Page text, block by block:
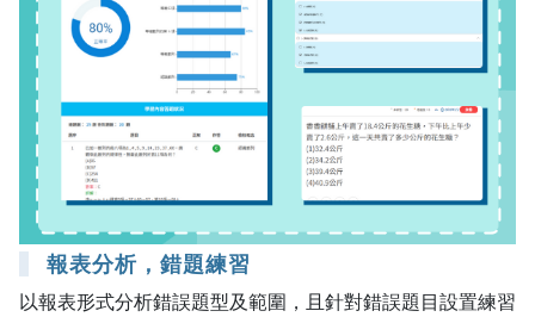
報表分析，錯題練習
以報表形式分析錯誤題型及範圍，且針對錯誤題目設置練習